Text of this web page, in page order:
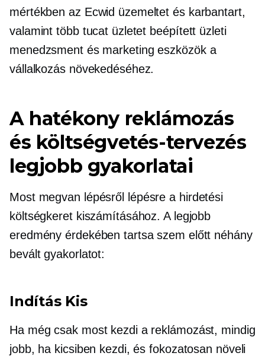
mértékben az Ecwid üzemeltet és karbantart,
valamint több tucat üzletet beépített üzleti
menedzsment és marketing eszközök a
vállalkozás növekedéséhez.
A hatékony reklámozás
és költségvetés-tervezés
legjobb gyakorlatai
Most megvan lépésről lépésre a hirdetési
költségkeret kiszámításához. A legjobb
eredmény érdekében tartsa szem előtt néhány
bevált gyakorlatot:
Indítás Kis
Ha még csak most kezdi a reklámozást, mindig
jobb, ha kicsiben kezdi, és fokozatosan növeli